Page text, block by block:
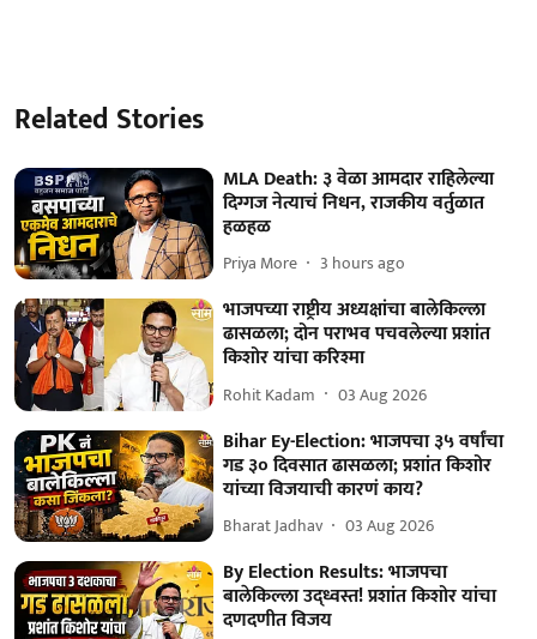
Related Stories
MLA Death: ३ वेळा आमदार राहिलेल्या
दिग्गज नेत्याचं निधन, राजकीय वर्तुळात
हळहळ
Priya More 3 hours ago
भाजपच्या राष्ट्रीय अध्यक्षांचा बालेकिल्ला
ढासळला; दोन पराभव पचवलेल्या प्रशांत
किशोर यांचा करिश्मा
Rohit Kadam 03 Aug 2026
Bihar Ey-Election: भाजपचा ३५ वर्षांचा
गड ३० दिवसात ढासळला; प्रशांत किशोर
यांच्या विजयाची कारणं काय?
Bharat Jadhav 03 Aug 2026
By Election Results: भाजपचा
बालेकिल्ला उद्ध्वस्त! प्रशांत किशोर यांचा
दणदणीत विजय